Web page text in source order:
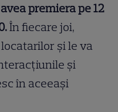
premiera pe 12
În fiecare joi,
și le va
și
în aceeași